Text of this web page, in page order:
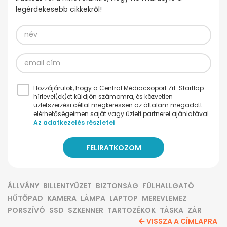
legérdekesebb cikkekről!
Hozzájárulok, hogy a Central Médiacsoport Zrt. Startlap
hírlevel(ek)et küldjön számomra, és közvetlen
üzletszerzési céllal megkeressen az általam megadott
elérhetőségeimen saját vagy üzleti partnerei ajánlatával.
Az adatkezelés részletei
ÁLLVÁNY BILLENTYŰZET BIZTONSÁG FÜLHALLGATÓ
HŰTŐPAD KAMERA LÁMPA LAPTOP MEREVLEMEZ
PORSZÍVÓ SSD SZKENNER TARTOZÉKOK TÁSKA ZÁR
VISSZA A CÍMLAPRA